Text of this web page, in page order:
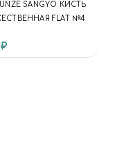
SANGYO КИСТЬ
FLAT №4